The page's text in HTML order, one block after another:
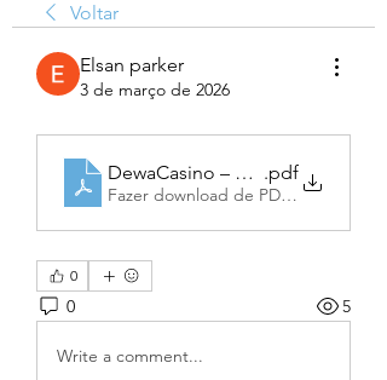
Voltar
Elsan parker
3 de março de 2026
DewaCasino – A .pdf
Fazer download de PDF • 1.79MB
0
0 5
Write a comment...